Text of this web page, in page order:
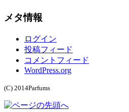
メタ情報
ログイン
投稿フィード
コメントフィード
WordPress.org
(C) 2014Parfums